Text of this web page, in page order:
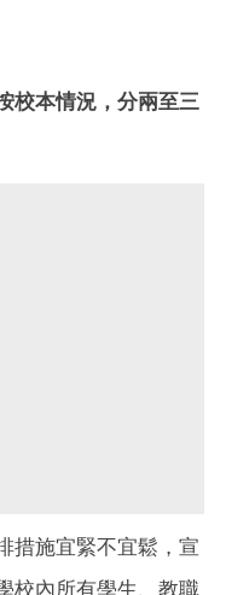
校本情況，分兩至三
措施宜緊不宜鬆，宣
校內所有學生、教職